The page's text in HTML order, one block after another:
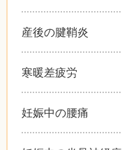
産後の腱鞘炎
寒暖差疲労
妊娠中の腰痛